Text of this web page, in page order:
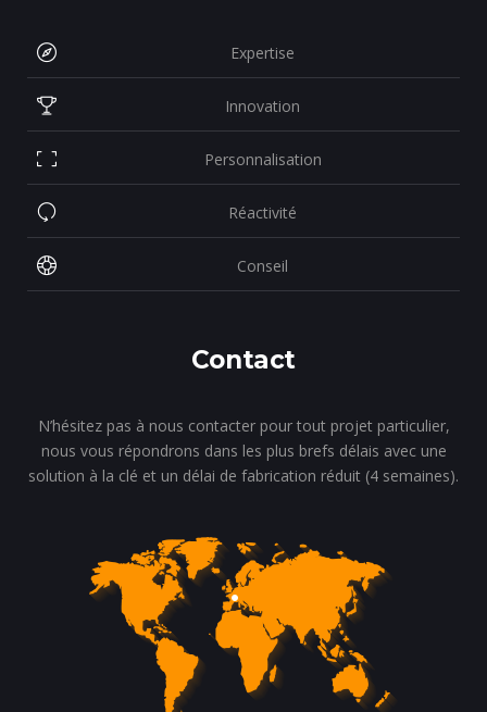
Expertise
Innovation
Personnalisation
Réactivité
Conseil
Contact
N’hésitez pas à nous contacter pour tout projet particulier,
nous vous répondrons dans les plus brefs délais avec une
solution à la clé et un délai de fabrication réduit (4 semaines).